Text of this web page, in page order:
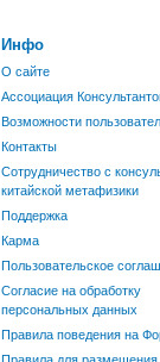
Инфо
О сайте
Ассоциация
Возможности
Контакты
Сотрудничество с
китайской метафизики
Поддержка
Карма
Пользовательское
Согласие на обработку
персональных данных
Правила поведения на
Правила для размещения